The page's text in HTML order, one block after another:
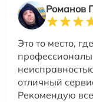
Романов
Это то место,
отличный
Рекомендую